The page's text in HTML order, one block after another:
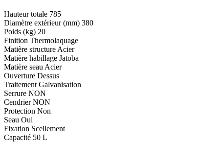
Hauteur totale 785
Diamètre extérieur (mm) 380
Poids (kg) 20
Finition Thermolaquage
Matière structure Acier
Matière habillage Jatoba
Matière seau Acier
Ouverture Dessus
Traitement Galvanisation
Serrure NON
Cendrier NON
Protection Non
Seau Oui
Fixation Scellement
Capacité 50 L